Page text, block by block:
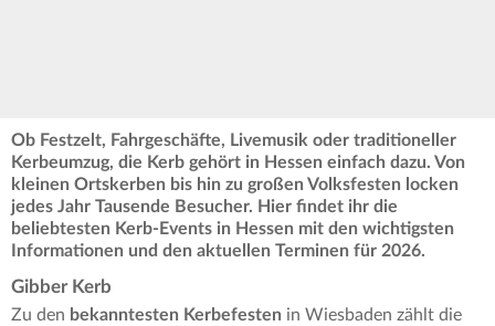
Ob Festzelt, Fahrgeschäfte, Livemusik oder traditioneller
Kerbeumzug, die Kerb gehört in Hessen einfach dazu. Von
kleinen Ortskerben bis hin zu großen Volksfesten locken
jedes Jahr Tausende Besucher. Hier findet ihr die
beliebtesten Kerb-Events in Hessen mit den wichtigsten
Informationen und den aktuellen Terminen für 2026.
Gibber Kerb
Zu den bekanntesten Kerbefesten in Wiesbaden zählt die